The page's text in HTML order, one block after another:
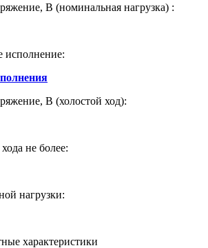
В (номинальная нагрузка) :
исполнение:
В (холостой ход):
не более:
нагрузки:
характеристики